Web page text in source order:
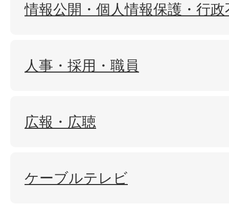
情報公開・個人情報保護・行
人事・採用・職員
広報・広聴
ケーブルテレビ